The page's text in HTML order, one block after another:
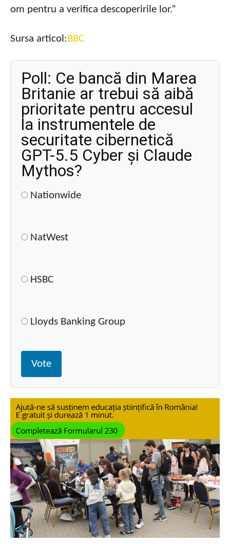
om pentru a verifica descoperirile lor.”
Sursa articol:BBC
Poll: Ce bancă din Marea
Britanie ar trebui să aibă
prioritate pentru accesul
la instrumentele de
securitate cibernetică
GPT-5.5 Cyber și Claude
Mythos?
Nationwide
NatWest
HSBC
Lloyds Banking Group
Vote